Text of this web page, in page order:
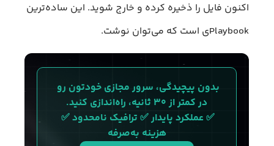
اکنون فایل را ذخیره کرده و خارج شوید. این ساده‌ترین
Playbookی است که می‌توان نوشت.
بدون پیچیدگی، سرور مجازی خودتون رو
در کمتر از ۳۰ ثانیه، راه‌اندازی کنید.
✅ عملکرد پایدار ✅ ترافیک نامحدود ✅
هزینه به‌صرفه